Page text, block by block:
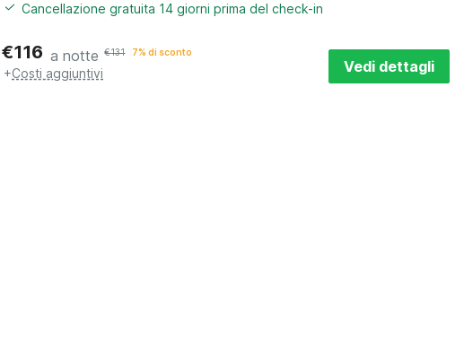
Cancellazione gratuita 14 giorni prima del check-in
€116 a notte €131 7% di sconto
+Costi aggiuntivi Vedi dettagli